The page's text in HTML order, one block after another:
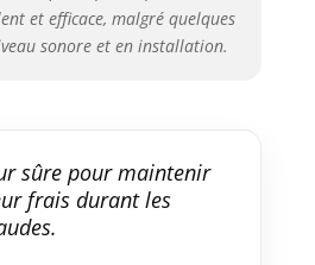
utilisation simple, ce
mobile avec tuyau
24 heures et
de niveau d'eau. Un
de sécurité enfant
et efficace, malgré quelques
sonore et en installation.
sûre pour maintenir
frais durant les